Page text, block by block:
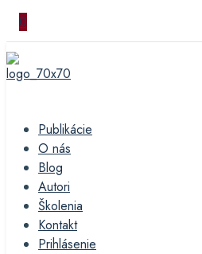
0
Publikácie
O nás
Blog
Autori
Školenia
Kontakt
Prihlásenie